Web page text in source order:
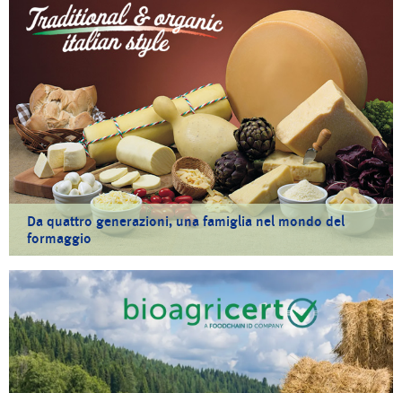
Da quattro generazioni, una famiglia nel mondo del
formaggio